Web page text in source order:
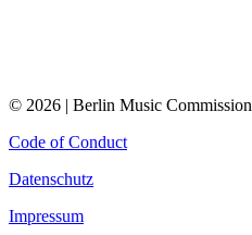
© 2026 | Berlin Music Commission
Code of Conduct
Datenschutz
Impressum